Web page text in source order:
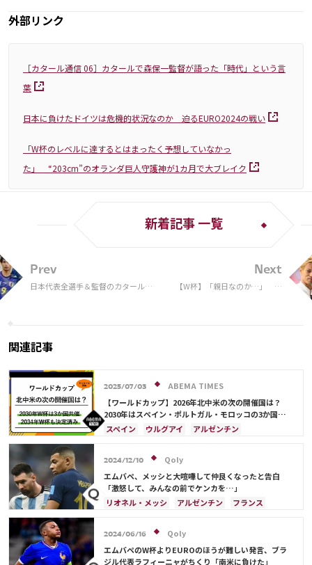
外部リンク
［カタール通信 06］カタールで森保一監督が語った「時代」という言
葉
日本に負けたドイツは危機的状況なのか 迫るEURO2024の戦い
「W杯のレベルに達するとはまったく予想していなかっ
た」 “203cm”のオランダ巨人守護神が1カ月で大ブレイク
Prev
日本代表全選手＆監督のカタールW
新着記事 一覧
Next
【W杯】「親日なのか…」 本
関連記事
2025/07/03
ABEMA TIMES
【ワールドカップ】2026年北中米の次の開催国は？
2030年はスペイン・ポルトガル・モロッコの3か国共
催！ ウルグアイ・アルゼンチン・パラグアイでも限定
スペイン ウルグアイ
アルゼンチン
サウジアラビア
メキシコ
イングランド
日本 カナダ 韓国
セルビア
スイス
オーストラリア カタール
2024/12/10
Qoly
エムバペ、メッシと大喧嘩して仲良くなったと告白
「激怒して、みんなの前でケンカを…」
リオネル・メッシ
アルゼンチン フランス
2024/06/16
Qoly
エムバペのW杯よりEUROのほうが難しい発言、ブラ
ジル代表ラフィーニャがちくり「南米に負けた」